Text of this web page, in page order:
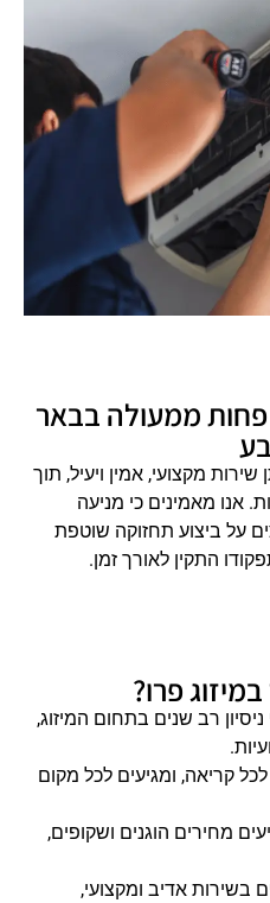
פחות ממעולה בבאר
מקצועי, אמין ויעיל, תוך
אנו מאמינים כי מניעה
על ביצוע תחזוקה שוטפת
התקין לאורך זמן.
פרו?
ניסיון רב שנים בתחום המיזוג,
אנו זמינים 24/7 לכל קריאה, ומגיעים לכל מקום
מחירים הוגנים ושקופים,
בשירות אדיב ומקצועי,